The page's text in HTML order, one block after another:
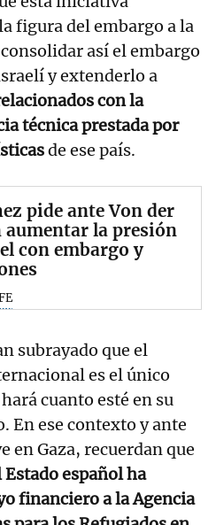
figura del embargo a la
así el embargo
y extenderlo a
con la
técnica prestada por
de ese país.
pide ante Von der
aumentar la presión
con embargo y
subrayado que el
es el único
cuanto esté en su
En ese contexto y ante
en Gaza, recuerdan que
español ha
financiero a la Agencia